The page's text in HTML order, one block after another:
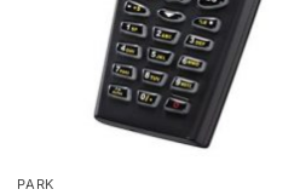
PARK